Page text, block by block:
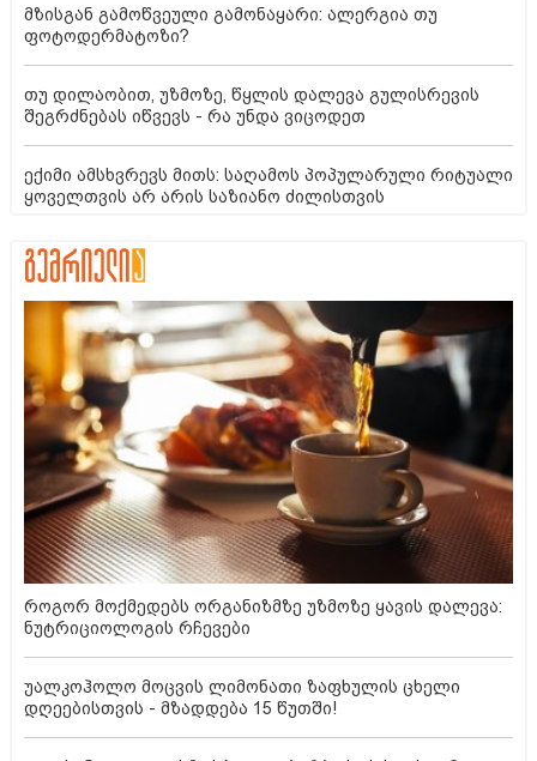
მზისგან გამოწვეული გამონაყარი: ალერგია თუ
ფოტოდერმატოზი?
თუ დილაობით, უზმოზე, წყლის დალევა გულისრევის
შეგრძნებას იწვევს - რა უნდა ვიცოდეთ
ექიმი ამსხვრევს მითს: საღამოს პოპულარული რიტუალი
ყოველთვის არ არის საზიანო ძილისთვის
როგორ მოქმედებს ორგანიზმზე უზმოზე ყავის დალევა:
ნუტრიციოლოგის რჩევები
უალკოჰოლო მოცვის ლიმონათი ზაფხულის ცხელი
დღეებისთვის - მზადდება 15 წუთში!